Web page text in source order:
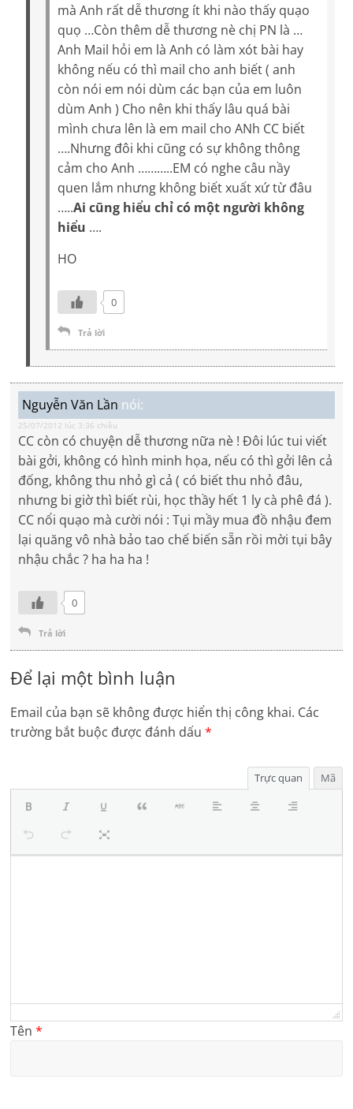
mà Anh rất dễ thương ít khi nào thấy quạo
quọ …Còn thêm dễ thương nè chị PN là …
Anh Mail hỏi em là Anh có làm xót bài hay
không nếu có thì mail cho anh biết ( anh
còn nói em nói dùm các bạn của em luôn
dùm Anh ) Cho nên khi thấy lâu quá bài
mình chưa lên là em mail cho ANh CC biết
….Nhưng đôi khi cũng có sự không thông
cảm cho Anh ………..EM có nghe câu nầy
quen lắm nhưng không biết xuất xứ từ đâu
…..Ai cũng hiểu chỉ có một người không
hiểu ….
HO
0
Trả lời
Nguyễn Văn Lần nói:
25/07/2012 lúc 3:36 chiều
CC còn có chuyện dễ thương nữa nè ! Đôi lúc tui viết
bài gởi, không có hình minh họa, nếu có thì gởi lên cả
đống, không thu nhỏ gì cả ( có biết thu nhỏ đâu,
nhưng bi giờ thì biết rùi, học thầy hết 1 ly cà phê đá ).
CC nổi quạo mà cười nói : Tụi mầy mua đồ nhậu đem
lại quăng vô nhà bảo tao chế biến sẵn rồi mời tụi bây
nhậu chắc ? ha ha ha !
0
Trả lời
Để lại một bình luận
Email của bạn sẽ không được hiển thị công khai. Các
trường bắt buộc được đánh dấu*
Trực quan Mã
Tên*